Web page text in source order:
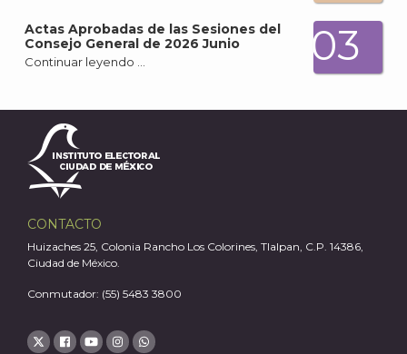
Actas Aprobadas de las Sesiones del
Consejo General de 2026 Junio
Continuar leyendo … 03
CONTACTO
Huizaches 25, Colonia Rancho Los Colorines, Tlalpan, C.P. 14386,
Ciudad de México.
Conmutador: (55) 5483 3800